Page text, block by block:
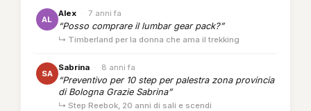
AL
Alex · 7 anni fa
“Posso comprare il lumbar gear pack?”
↳ Timberland per la donna che ama il trekking
SA
Sabrina · 8 anni fa
“Preventivo per 10 step per palestra zona provincia
di Bologna Grazie Sabrina”
↳ Step Reebok, 20 anni di sali e scendi